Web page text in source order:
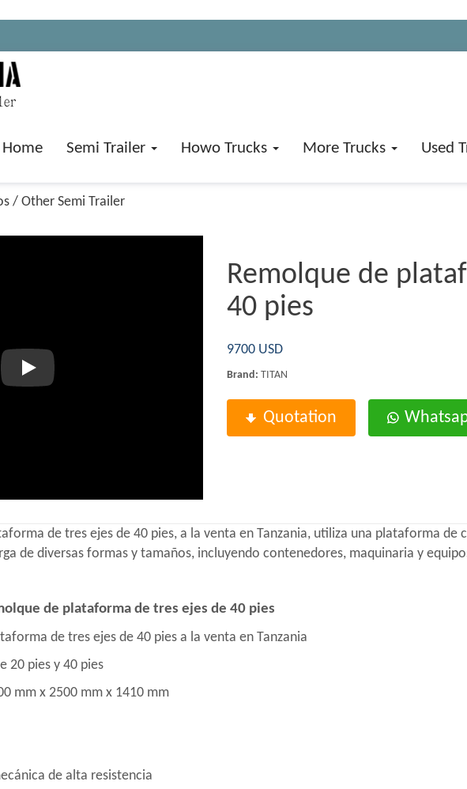
Home Semi Trailer Howo Trucks More Trucks Used
/ Other Semi Trailer
Play
Remolque de
40 pies
9700 USD
Brand: TITAN
Quotation
de tres ejes de 40 pies, a la venta en Tanzania, utiliza una plataforma de
de diversas formas y tamaños, incluyendo contenedores, maquinaria y
de plataforma de tres ejes de 40 pies
de tres ejes de 40 pies a la venta en Tanzania
20 pies y 40 pies
mm x 2500 mm x 1410 mm
de alta resistencia